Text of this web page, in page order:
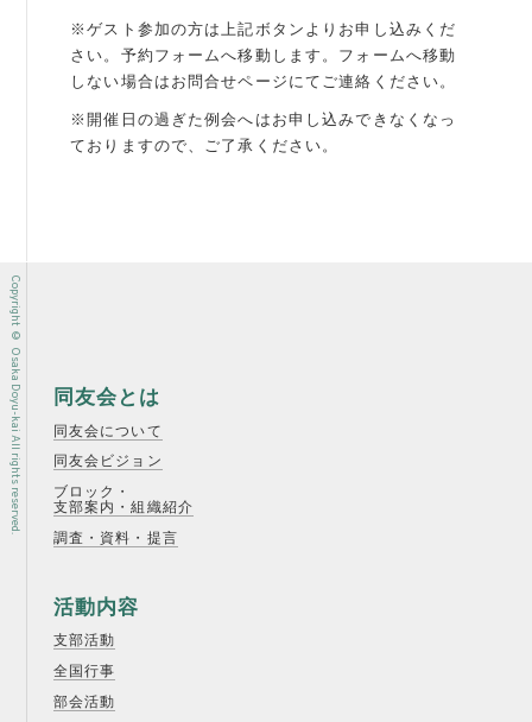
※ゲスト参加の方は上記ボタンよりお申し込みくだ
さい。予約フォームへ移動します。 フォームへ移動
しない場合はお問合せページにてご連絡ください。
※開催日の過ぎた例会へはお申し込みできなくなっ
ておりますので、ご了承ください。
同友会とは
同友会について
同友会ビジョン
ブロック・
支部案内・組織紹介
調査・資料・提言
活動内容
支部活動
全国行事
部会活動
Copyright © Osaka Doyu-kai All rights reserved.